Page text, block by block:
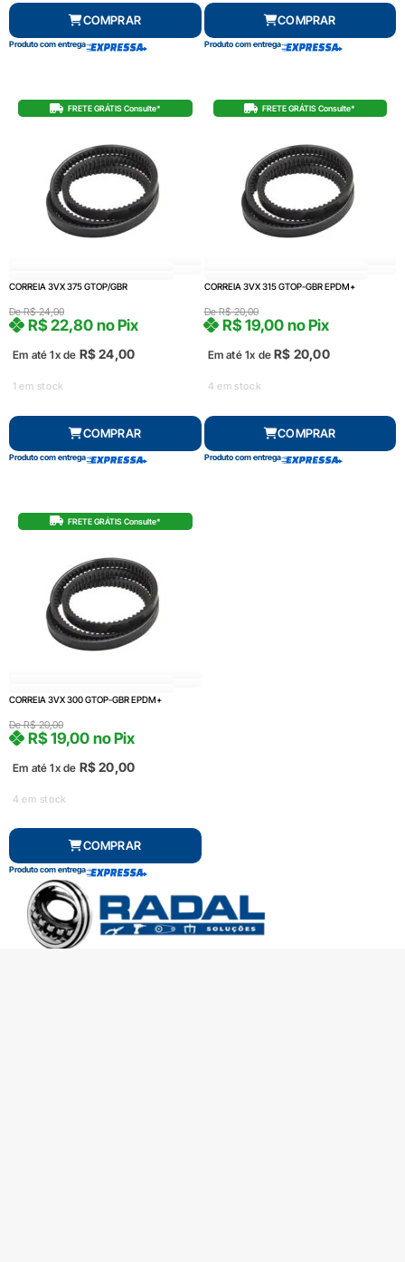
COMPRAR
Produto com entrega
COMPRAR
Produto com entrega
FRETE GRÁTIS Consulte*
CORREIA 3VX 375 GTOP/GBR
DeR$24,00
Em até 1x de R$24,00
R$22,80 no Pix
1 em stock
COMPRAR
Produto com entrega
FRETE GRÁTIS Consulte*
CORREIA 3VX 315 GTOP-GBR EPDM+
DeR$20,00
Em até 1x de R$ 20,00
R$19,00 no Pix
4 em stock
COMPRAR
Produto com entrega
FRETE GRÁTIS Consulte*
CORREIA 3VX 300 GTOP-GBR EPDM+
DeR$20,00
Em até 1x de R$20,00
R$19,00 no Pix
4 em stock
COMPRAR
Produto com entrega